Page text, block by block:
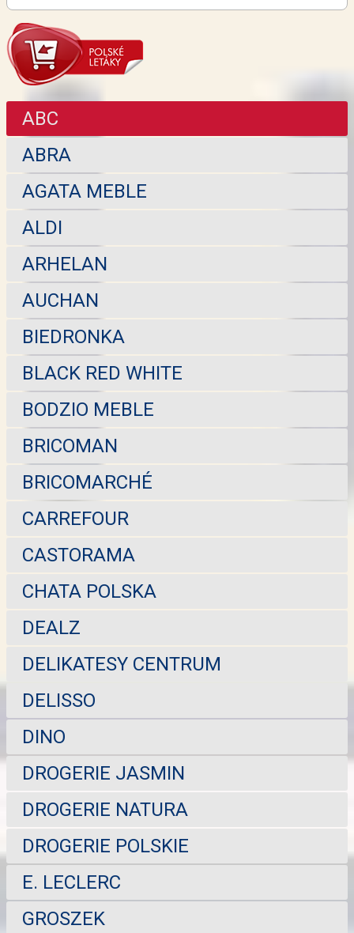
ABC
ABRA
AGATA MEBLE
ALDI
ARHELAN
AUCHAN
BIEDRONKA
BLACK RED WHITE
BODZIO MEBLE
BRICOMAN
BRICOMARCHÉ
CARREFOUR
CASTORAMA
CHATA POLSKA
DEALZ
DELIKATESY CENTRUM
DELISSO
DINO
DROGERIE JASMIN
DROGERIE NATURA
DROGERIE POLSKIE
E. LECLERC
GROSZEK